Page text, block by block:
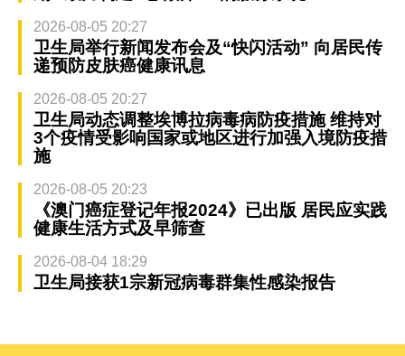
2026-08-05 20:27
卫生局举行新闻发布会及“快闪活动” 向居民传
递预防皮肤癌健康讯息
2026-08-05 20:27
卫生局动态调整埃博拉病毒病防疫措施 维持对
3个疫情受影响国家或地区进行加强入境防疫措
施
2026-08-05 20:23
《澳门癌症登记年报2024》已出版 居民应实践
健康生活方式及早筛查
2026-08-04 18:29
卫生局接获1宗新冠病毒群集性感染报告